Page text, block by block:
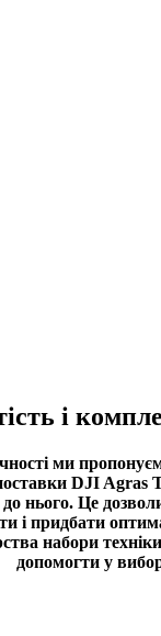
і
ми
DJI Agras
нього. Це
і придбати
набори
допомогти у